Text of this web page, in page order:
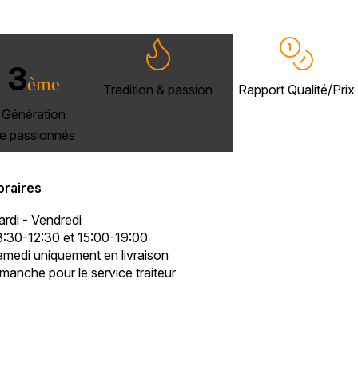
3ème
Génération
passionnés
Tradition & passion Rapport Qualité/Prix
- Vendredi
12:30 et 15:00-19:00
uniquement en livraison
pour le service traiteur